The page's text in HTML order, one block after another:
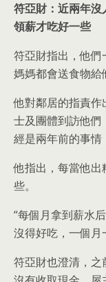
符亞財：近兩年沒
領薪才吃好一些
符亞財指出，他
媽媽都會送食物給
他對鄰居的指責作
士及團體到訪他
經是兩年前的事情
他指出，每當他
些。
“每個月拿到薪水
沒得好吃，一個月
符亞財也澄清，